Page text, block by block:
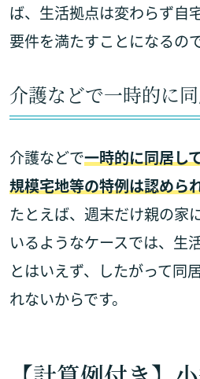
ば、生活拠点は変わらず自
要件を満たすことになるので
介護などで一時的に
介護などで一時的に同居し
規模宅地等の特例は認めら
たとえば、週末だけ親の家
いるようなケースでは、生
とはいえず、したがって同
れないからです。